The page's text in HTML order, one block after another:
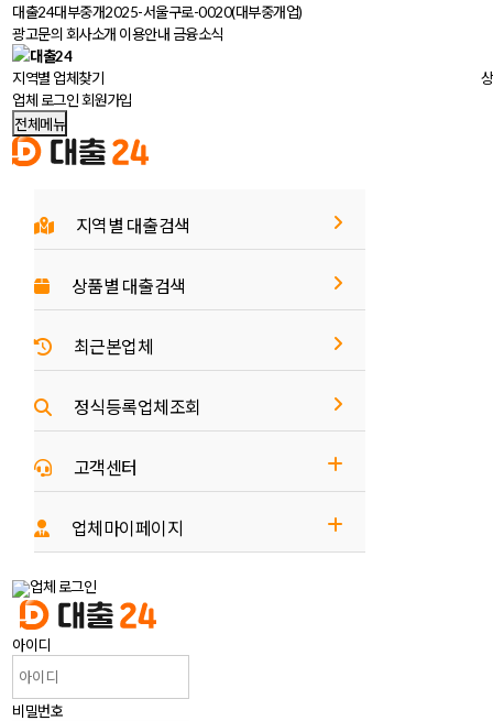
대출24대부중개2025-서울구로-0020(대부중개업)
광고문의 회사소개 이용안내 금융소식
지역별 업체 찾기
업체 로그인회원가입
전체메뉴
지역별 대출검색
상품별 대출검색
최근본업체
정식등록업체조회
고객센터
- 이용안내
- 금융소식
업체마이페이지
- 업체 회원가입
업체 로그인
아이디
비밀번호